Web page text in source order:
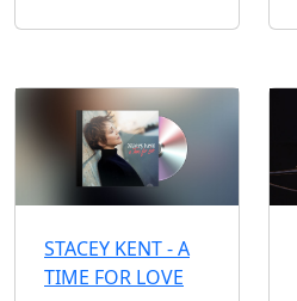
STACEY KENT - A
TIME FOR LOVE